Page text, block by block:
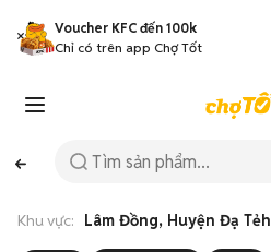
Voucher KFC đến 100k
Chỉ có trên app Chợ Tốt
Khu vực: Lâm Đồng, Huyện Đạ Tẻh